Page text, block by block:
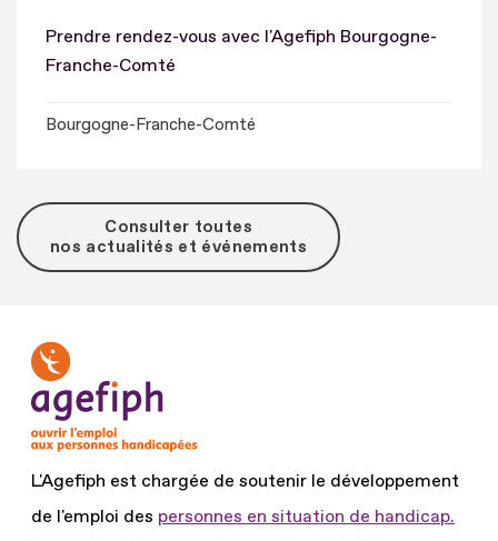
Prendre rendez-vous avec l'Agefiph Bourgogne-
Franche-Comté
Bourgogne-Franche-Comté
Consulter toutes
nos actualités et événements
L'Agefiph est chargée de soutenir le développement
de l'emploi des personnes en situation de handicap.